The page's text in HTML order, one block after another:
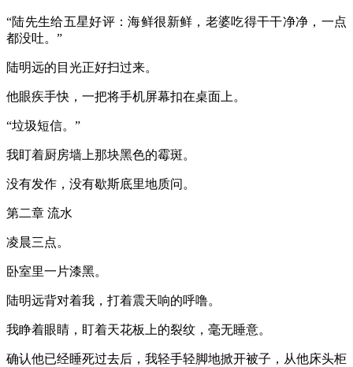
“陆先生给五星好评：海鲜很新鲜，老婆吃得干干净净，一点
都没吐。”
陆明远的目光正好扫过来。
他眼疾手快，一把将手机屏幕扣在桌面上。
“垃圾短信。”
我盯着厨房墙上那块黑色的霉斑。
没有发作，没有歇斯底里地质问。
第二章 流水
凌晨三点。
卧室里一片漆黑。
陆明远背对着我，打着震天响的呼噜。
我睁着眼睛，盯着天花板上的裂纹，毫无睡意。
确认他已经睡死过去后，我轻手轻脚地掀开被子，从他床头柜